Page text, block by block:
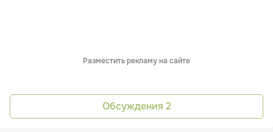
Разместить рекламу на сайте
Обсуждения 2